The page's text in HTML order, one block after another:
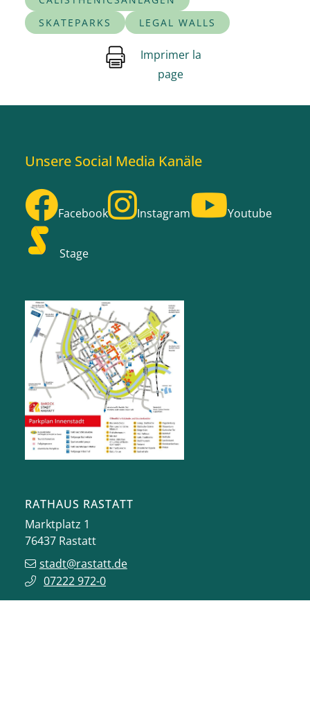
SKATEPARKS
LEGAL WALLS
Imprimer la
page
Unsere Social Media Kanäle
Facebook Instagram Youtube
Stage
RATHAUS RASTATT
Marktplatz 1
76437 Rastatt
stadt@rastatt.de
07222 972-0